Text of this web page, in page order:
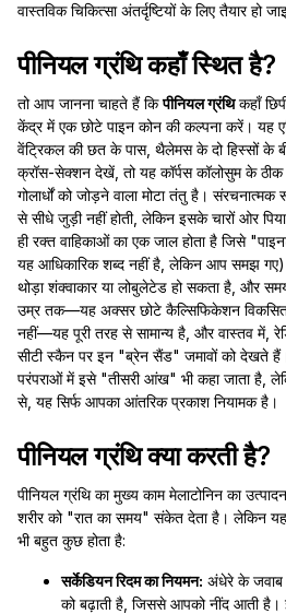
वास्तविक चिकित्सा अंतर्दृष्टियों के लिए तैयार हो
पीनियल ग्रंथि कहाँ स्थित है?
तो आप जानना चाहते हैं किपीनियल ग्रंथिकहाँ
केंद्र में एक छोटे पाइन कोन की कल्पना करें। यह
वेंट्रिकल की छत के पास, थैलेमस के दो हिस्सों के
क्रॉस-सेक्शन देखें, तो यह कॉर्पस कॉलोसुम के ठीक
गोलार्धों को जोड़ने वाला मोटा तंतु है।
से सीधे जुड़ी नहीं होती, लेकिन इसके चारों ओर
ही रक्त वाहिकाओं का एक जाल होता है जिसे
यह आधिकारिक शब्द नहीं है, लेकिन आप समझ
थोड़ा शंक्वाकार या लोबुलेटेड हो सकता है, और
उम्र तक—यह अक्सर छोटे कैल्सिफिकेशन
नहीं—यह पूरी तरह से सामान्य है, और वास्तव में,
सीटी स्कैन पर इन "ब्रेन सैंड" जमावों को देखते
परंपराओं में इसे "तीसरी आंख" भी कहा जाता है,
से, यह सिर्फ आपका आंतरिक प्रकाश नियामक है।
पीनियल ग्रंथि क्या करती है?
पीनियल ग्रंथि का मुख्य काम मेलाटोनिन का
शरीर को "रात का समय" संकेत देता है। लेकिन
भी बहुत कुछ होता है:
सर्केडियन रिदम का नियमन: अंधेरे के जवाब
को बढ़ाती है, जिससे आपको नींद आती